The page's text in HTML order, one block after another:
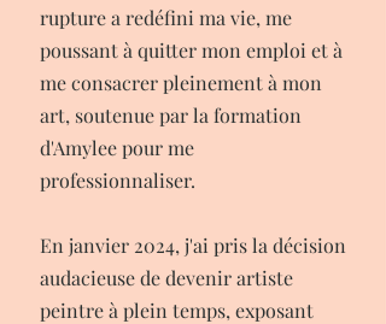
rupture a redéfini ma vie, me
poussant à quitter mon emploi et à
me consacrer pleinement à mon
art, soutenue par la formation
d'Amylee pour me
professionnaliser.
En janvier 2024, j'ai pris la décision
audacieuse de devenir artiste
peintre à plein temps, exposant